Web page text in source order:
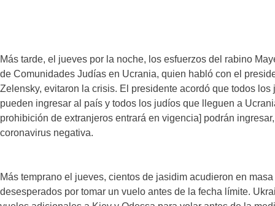
Más tarde, el jueves por la noche, los esfuerzos del rabino
de Comunidades Judías en Ucrania, quien habló con el
Zelensky, evitaron la crisis. El presidente acordó que todos
pueden ingresar al país y todos los judíos que lleguen a
prohibición de extranjeros entrará en vigencia] podrán
coronavirus negativa.
Más temprano el jueves, cientos de jasidim acudieron en
desesperados por tomar un vuelo antes de la fecha límite.